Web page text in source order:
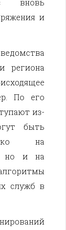
и
региона
По его
из-
быть
на
но и на
служб в